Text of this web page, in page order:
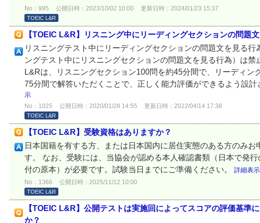
No：995 公開日時：2023/10/02 10:00 更新日時：2024/01/23 15:37
TOEIC L&R
【TOEIC L&R】リスニング中にリーディングセクションの問題
リスニングテスト中にリーディングセクションの問題文を見る行
ングテスト中にリスニングセクションの問題文を見る行為）は禁
L&Rは、リスニングセクション100問を約45分間で、リーディン
75分間で解答いただくことで、正しく能力評価ができるよう設計
示
No：1025 公開日時：2020/01/28 14:55 更新日時：2022/04/14 17:38
TOEIC L&R
【TOEIC L&R】受験資格はありますか？
日本国籍を有する方、または日本国内に居住実態のある方のみお
す。 なお、受験には、当協会が認める本人確認書類（日本で発
付の原本）が必要です。試験当日までにご準備ください。 詳細表示
No：1366 公開日時：2025/11/12 10:00
TOEIC L&R
【TOEIC L&R】公開テストは実施回によってスコアの評価基準
か？